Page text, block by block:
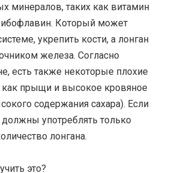
минералов, таких как витамин
Который может
укрепить кости, а лонган
железа. Согласно
есть также некоторые плохие
как прыщи и высокое кровяное
содержания сахара). Если
употреблять только
лонгана.
это?